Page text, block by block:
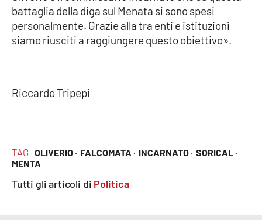
TAG OLIVERIO · FALCOMATA · INCARNATO · SORICAL ·
MENTA
Tutti gli articoli di Politica
battaglia della diga sul Menata si sono spesi
personalmente. Grazie alla tra enti e istituzioni
siamo riusciti a raggiungere questo obiettivo».
Riccardo Tripepi